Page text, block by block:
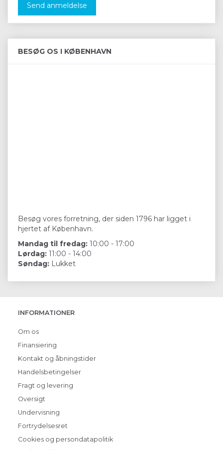
Send anmeldelse
BESØG OS I KØBENHAVN
Besøg vores forretning, der siden 1796 har ligget i
hjertet af København.
Mandag til fredag: 10:00 - 17:00
Lørdag: 11:00 - 14:00
Søndag: Lukket
INFORMATIONER
Om os
Finansiering
Kontakt og åbningstider
Handelsbetingelser
Fragt og levering
Oversigt
Undervisning
Fortrydelsesret
Cookies og persondatapolitik